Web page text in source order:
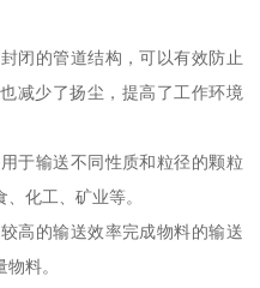
闭的管道结构，可以有效防止
减少了扬尘，提高了工作环境
于输送不同性质和粒径的颗粒
化工、矿业等。
高的输送效率完成物料的输送
料。